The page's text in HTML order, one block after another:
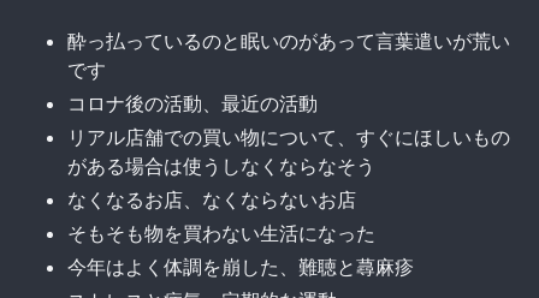
酔っ払っているのと眠いのがあって言葉遣いが荒い
です
コロナ後の活動、最近の活動
リアル店舗での買い物について、すぐにほしいもの
がある場合は使うしなくならなそう
なくなるお店、なくならないお店
そもそも物を買わない生活になった
今年はよく体調を崩した、難聴と蕁麻疹